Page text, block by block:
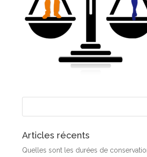
Articles récents
Quelles sont les durées de